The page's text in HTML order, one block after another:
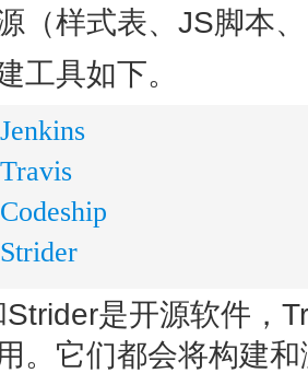
（样式表、JS脚本
工具如下。
Jenkins
Travis
Codeship
Strider
是开源软件，
。它们都会将构建